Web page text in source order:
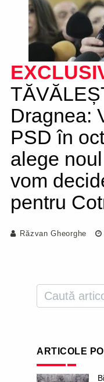
Dragnea:
PSD în
alege
vom
pentru
Răzvan Gheorghe
ARTICOLE